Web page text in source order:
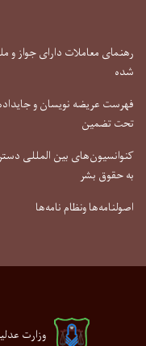
رهنمای معاملات دارای جواز و
شده
فهرست عریضه نویسان و
تحت تضمین
کنوانسیون‌های بین المللی
به حقوق بشر
اصولنامه‌ها ونظام نامه‌ها
وزارت